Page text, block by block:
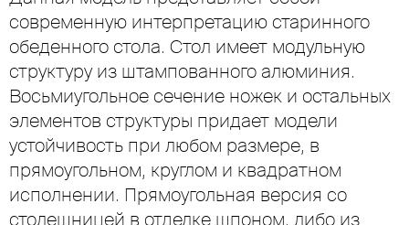
современную интерпретацию старинного
обеденного стола. Стол имеет модульную
структуру из штампованного алюминия.
Восьмиугольное сечение ножек и остальных
элементов структуры придает модели
устойчивость при любом размере, в
прямоугольном, круглом и квадратном
исполнении. Прямоугольная версия со
столешницей в отделке шпоном, либо из